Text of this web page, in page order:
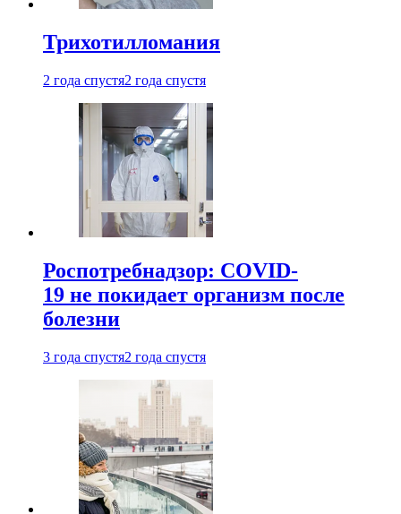
Трихотилломания
2 года спустя2 года спустя
Роспотребнадзор: COVID-
19 не покидает организм после
болезни
3 года спустя2 года спустя